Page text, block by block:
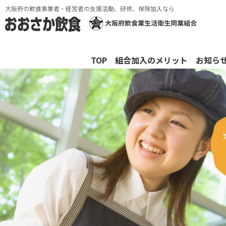
大阪府の飲食事業者・経営者の支援活動、研修、保険加入なら
TOP 組合加入のメリット お知ら